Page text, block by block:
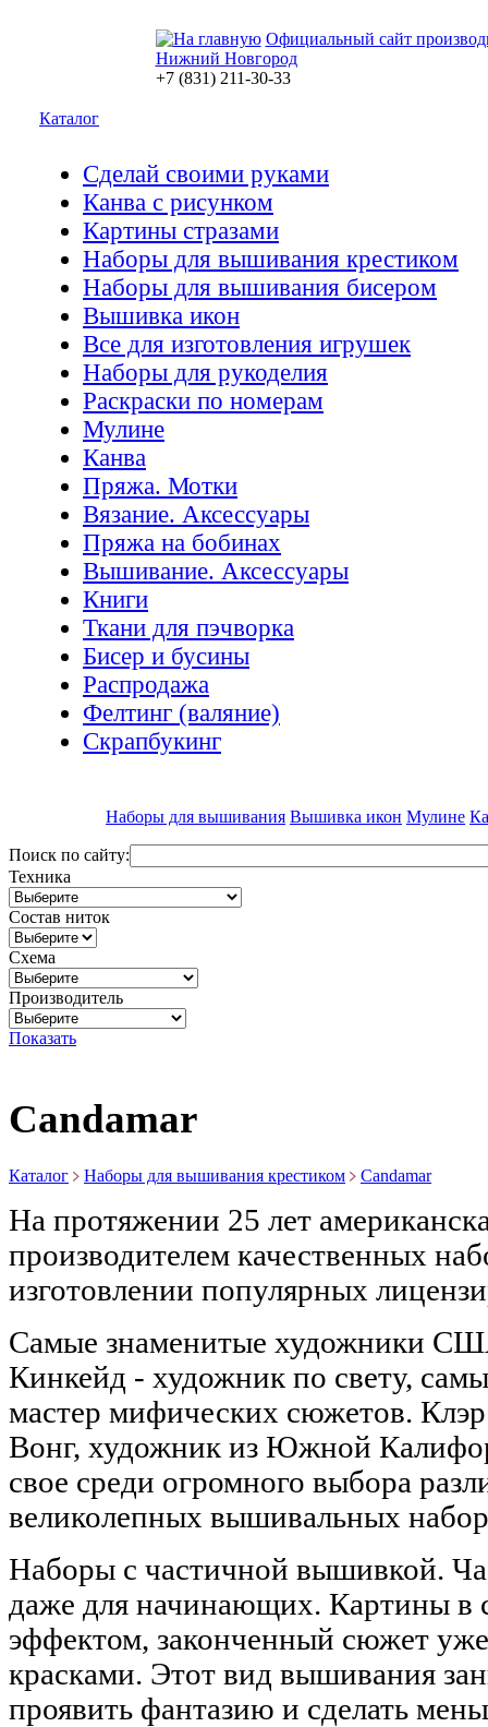
Официальный сайт
Нижний Новгород
+7 (831) 211-30-33
Каталог
Сделай своими руками
Канва с рисунком
Картины стразами
Наборы для вышивания крестиком
Наборы для вышивания бисером
Вышивка икон
Все для изготовления игрушек
Наборы для рукоделия
Раскраски по номерам
Мулине
Канва
Пряжа. Мотки
Вязание. Аксессуары
Пряжа на бобинах
Вышивание. Аксессуары
Книги
Ткани для пэчворка
Бисер и бусины
Распродажа
Фелтинг (валяние)
Скрапбукинг
Наборы для вышивания Вышивка икон Мулине
Поиск по сайту:
Техника
Состав ниток
Схема
Производитель
Показать
Candamar
Каталог Наборы для вышивания крестиком Candamar
На протяжении 25 лет
производителем качественных
изготовлении популярных
Самые знаменитые художники
Кинкейд - художник по свету,
мастер мифических сюжетов.
Вонг, художник из Южной
свое среди огромного выбора
великолепных вышивальных
Наборы с частичной вышивкой.
даже для начинающих. Картины в
эффектом, законченный сюжет
красками. Этот вид вышивания
проявить фантазию и сделать